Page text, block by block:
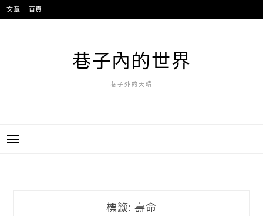
跳
至
文章 首頁
巷子內的世界
巷子外的天晴
標籤: 壽命